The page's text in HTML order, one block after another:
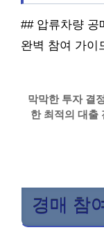
## 압류차량 공
완벽 참여 가이
막막한 투자 결
한 최적의 대출
경매 참